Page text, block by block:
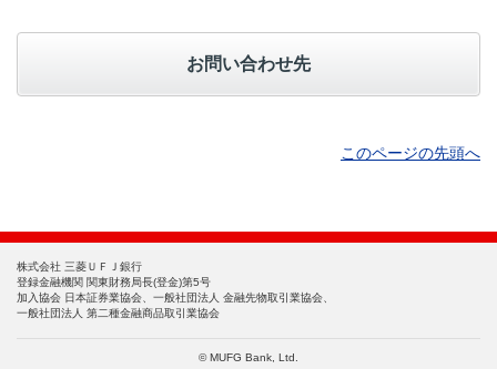
お問い合わせ先
このページの先頭へ
株式会社 三菱ＵＦＪ銀行
登録金融機関 関東財務局長(登金)第5号
加入協会 日本証券業協会、一般社団法人 金融先物取引業協会、
一般社団法人 第二種金融商品取引業協会
© MUFG Bank, Ltd.